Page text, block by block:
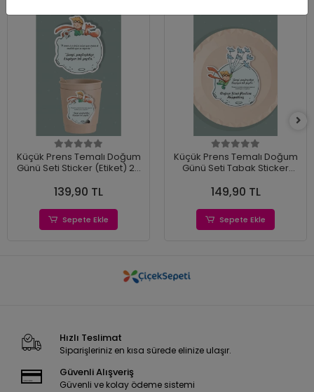
Küçük Prens Temalı Doğum
Günü Seti Sticker (Etiket) 20
139,90 TL
Sepete Ekle
Küçük Prens Temalı Doğum
Günü Seti Tabak Sticker
149,90 TL
Sepete Ekle
Hızlı Teslimat
Siparişleriniz en kısa sürede elinize ulaşır.
Güvenli Alışveriş
Güvenli ve kolay ödeme sistemi